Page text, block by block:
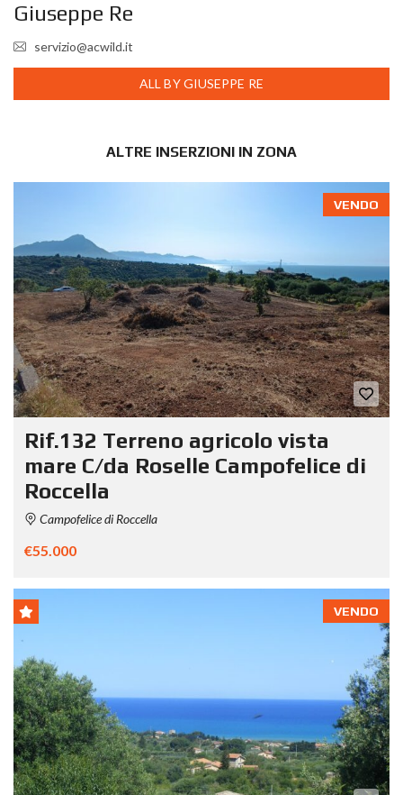
Giuseppe Re
servizio@acwild.it
ALL BY GIUSEPPE RE
ALTRE INSERZIONI IN ZONA
VENDO
Rif.132 Terreno agricolo vista
mare C/da Roselle Campofelice di
Roccella
Campofelice di Roccella
€55.000
VENDO